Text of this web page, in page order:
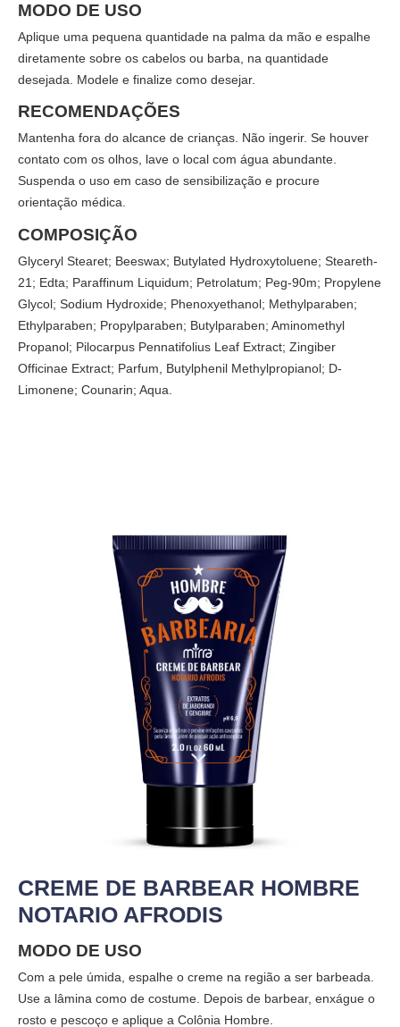
MODO DE USO
Aplique uma pequena quantidade na palma da mão e espalhe
diretamente sobre os cabelos ou barba, na quantidade
desejada. Modele e finalize como desejar.
RECOMENDAÇÕES
Mantenha fora do alcance de crianças. Não ingerir. Se houver
contato com os olhos, lave o local com água abundante.
Suspenda o uso em caso de sensibilização e procure
orientação médica.
COMPOSIÇÃO
Glyceryl Stearet; Beeswax; Butylated Hydroxytoluene; Steareth-
21; Edta; Paraffinum Liquidum; Petrolatum; Peg-90m; Propylene
Glycol; Sodium Hydroxide; Phenoxyethanol; Methylparaben;
Ethylparaben; Propylparaben; Butylparaben; Aminomethyl
Propanol; Pilocarpus Pennatifolius Leaf Extract; Zingiber
Officinae Extract; Parfum, Butylphenil Methylpropianol; D-
Limonene; Counarin; Aqua.
CREME DE BARBEAR HOMBRE
NOTARIO AFRODIS
MODO DE USO
Com a pele úmida, espalhe o creme na região a ser barbeada.
Use a lâmina como de costume. Depois de barbear, enxágue o
rosto e pescoço e aplique a Colônia Hombre.